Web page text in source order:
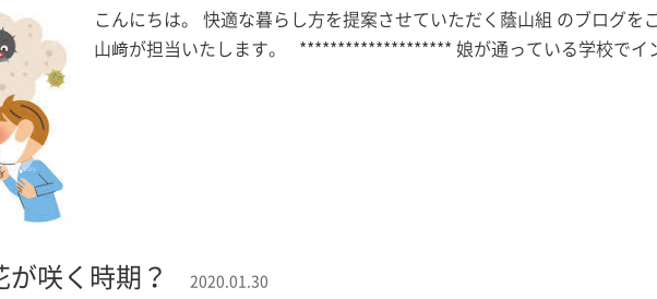
こんにちは。 快適な暮らし方を提案させていただく蔭山組 のブログを
山﨑が担当いたします。 ******************** 娘が通っている学校でイ
が咲く時期？ 2020.01.30